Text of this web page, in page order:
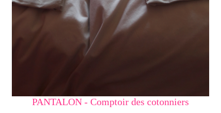
PANTALON - Comptoir des cotonniers